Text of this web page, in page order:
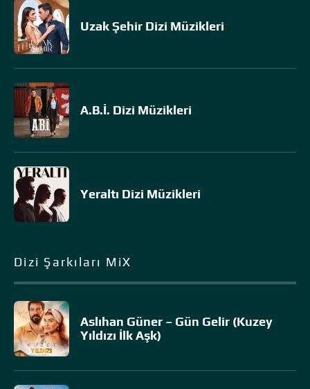
Uzak Şehir Dizi Müzikleri
A.B.İ. Dizi Müzikleri
Yeraltı Dizi Müzikleri
Dizi Şarkıları MiX
Aslıhan Güner – Gün Gelir (Kuzey
Yıldızı İlk Aşk)